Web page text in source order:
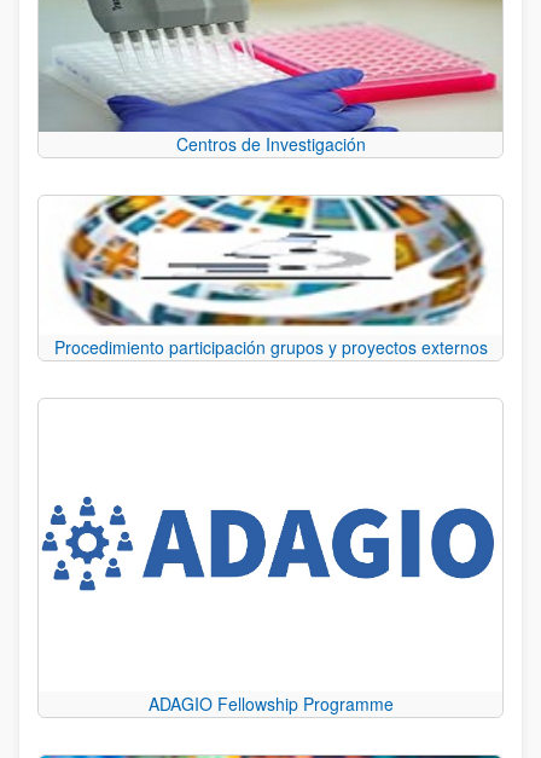
Centros de Investigación
Procedimiento participación grupos y proyectos externos
ADAGIO Fellowship Programme